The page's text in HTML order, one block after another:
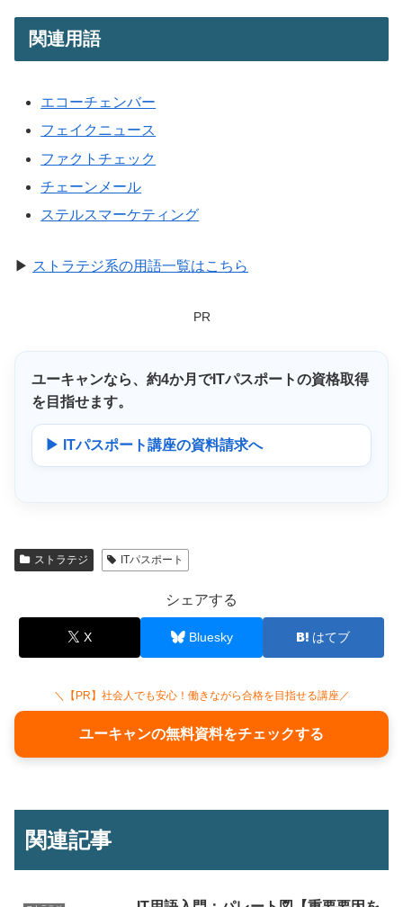
関連用語
エコーチェンバー
フェイクニュース
ファクトチェック
チェーンメール
ステルスマーケティング
▶ ストラテジ系の用語一覧はこちら
PR
ユーキャンなら、 約4か月 でITパスポートの資格取得
を目指せます。
▶ ITパスポート講座の資料請求へ
ストラテジ ITパスポート
シェアする
X Bluesky はてブ
＼【PR】社会人でも安心！働きながら合格を目指せる講座／
ユーキャンの無料資料をチェックする
関連記事